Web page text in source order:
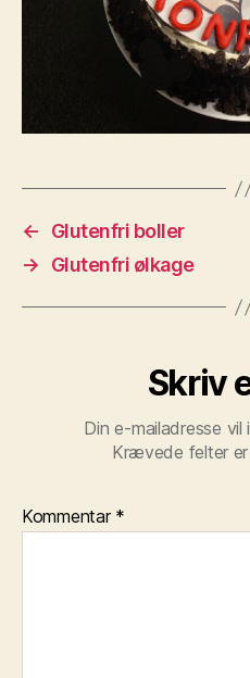
←
Glutenfri boller
→
Glutenfri ølkage
Skriv
Din e-mailadresse
Krævede felter
Kommentar *